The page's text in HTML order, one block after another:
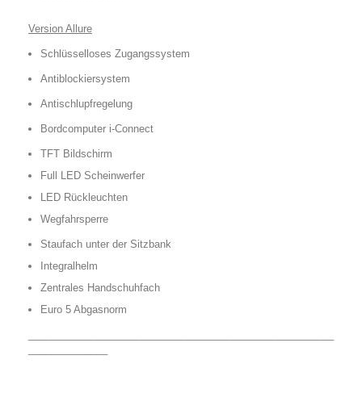
Version Allure
Schlüsselloses Zugangssystem
Antiblockiersystem
Antischlupfregelung
Bordcomputer i-Connect
TFT Bildschirm
Full LED Scheinwerfer
LED Rückleuchten
Wegfahrsperre
Staufach unter der Sitzbank
Integralhelm
Zentrales Handschuhfach
Euro 5 Abgasnorm